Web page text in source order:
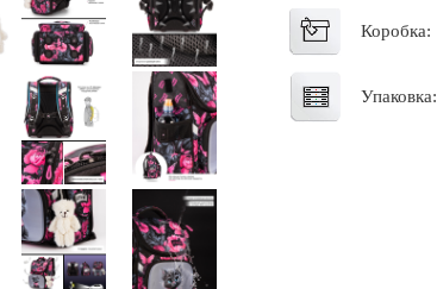
Коробка:
Упаковка: